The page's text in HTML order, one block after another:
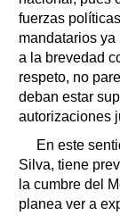
fuerzas
mandatarios
a la brevedad
respeto, no
deban estar
autorizaciones
En este
Silva, tiene
la cumbre del
planea ver a